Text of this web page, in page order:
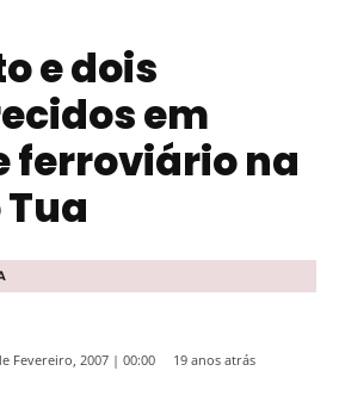
e dois
em
ferroviário na
Fevereiro, 2007 | 00:00 19 anos atrás